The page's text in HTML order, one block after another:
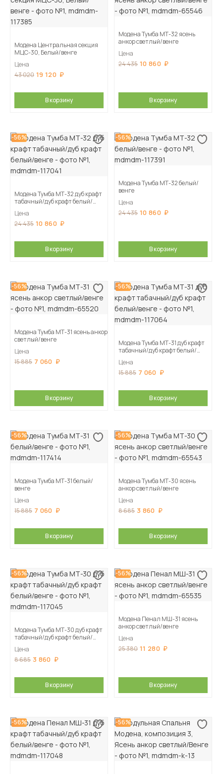
Модена Центральная секция
МЦС-30, Белый/венге
Цена
43 020 19 120
В корзину
Модена Тумба МТ-32 ясень
анкор светлый/венге
Цена
24 435 10 860
В корзину
-56%
Модена Тумба МТ-32 дуб крафт
табачный/дуб крафт белый/
Цена
24 435 10 860
В корзину
-56%
Модена Тумба МТ-32 белый/
венге
Цена
24 435 10 860
В корзину
-56%
Модена Тумба МТ-31 ясень анкор
светлый/венге
Цена
15 885 7 060
В корзину
-56%
Модена Тумба МТ-31 дуб крафт
табачный/дуб крафт белый/
Цена
15 885 7 060
В корзину
-56%
Модена Тумба МТ-31 белый/
венге
Цена
15 885 7 060
В корзину
-56%
Модена Тумба МТ-30 ясень
анкор светлый/венге
Цена
8 685 3 860
В корзину
-56%
Модена Тумба МТ-30 дуб крафт
табачный/дуб крафт белый/
Цена
8 685 3 860
В корзину
-56%
Модена Пенал МШ-31 ясень
анкор светлый/венге
Цена
25 380 11 280
В корзину
-56% -56%